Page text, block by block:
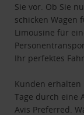
Sie vor. Ob Sie
schicken Wagen
Limousine für
Ihr perfektes
Kunden erhalten
Tage durch eine
Avis Preferred .